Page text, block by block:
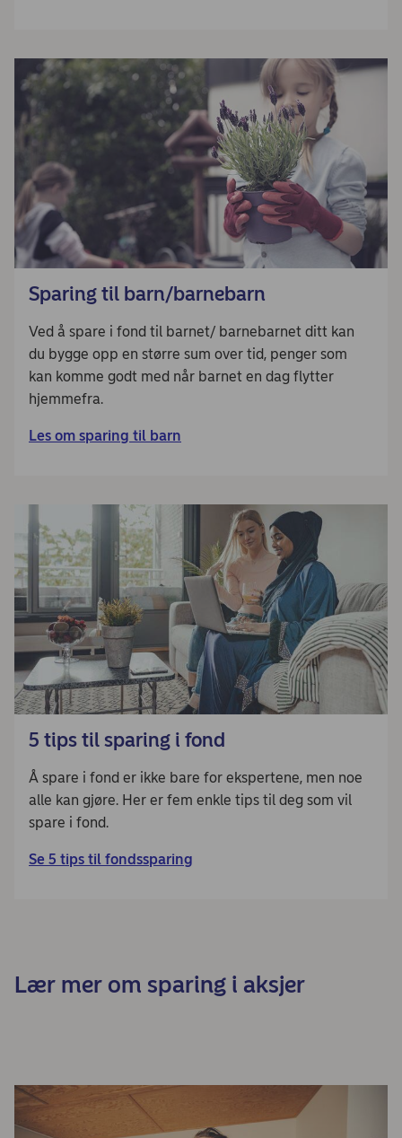
Sparing til barn/barnebarn
Ved å spare i fond til barnet/ barnebarnet ditt kan
du bygge opp en større sum over tid, penger som
kan komme godt med når barnet en dag flytter
hjemmefra.
Les om sparing til barn
5 tips til sparing i fond
Å spare i fond er ikke bare for ekspertene, men noe
alle kan gjøre. Her er fem enkle tips til deg som vil
spare i fond.
Se 5 tips til fondssparing
Lær mer om sparing i aksjer